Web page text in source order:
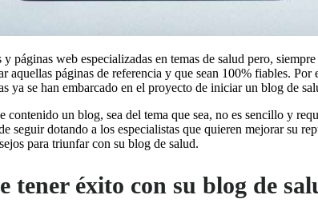
páginas web especializadas en temas de salud pero,
aquellas páginas de referencia y que sean 100% fiables. Por
ya se han embarcado en el proyecto de iniciar un blog de
contenido un blog, sea del tema que sea, no es sencillo y
seguir dotando a los especialistas que quieren mejorar su
para triunfar con su blog de salud.
tener éxito con su blog de